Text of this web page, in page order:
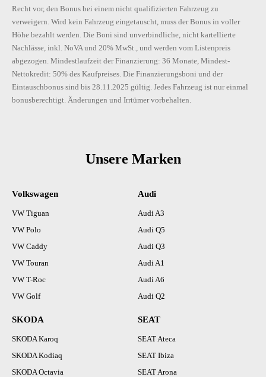
Recht vor, den Bonus bei einem nicht qualifizierten Fahrzeug zu
verweigern. Wird kein Fahrzeug eingetauscht, muss der Bonus in voller
Höhe bezahlt werden. Die Boni sind unverbindliche, nicht kartellierte
Nachlässe, inkl. NoVA und 20% MwSt., und werden vom Listenpreis
abgezogen. Mindestlaufzeit der Finanzierung: 36 Monate, Mindest-
Nettokredit: 50% des Kaufpreises. Die Finanzierungsboni und der
Eintauschbonus sind bis 28.11.2025 gültig. Jedes Fahrzeug ist nur einmal
bonusberechtigt. Änderungen und Irrtümer vorbehalten.
Unsere Marken
Volkswagen
VW Tiguan
VW Polo
VW Caddy
VW Touran
VW T-Roc
VW Golf
Audi
Audi A3
Audi Q5
Audi Q3
Audi A1
Audi A6
Audi Q2
SKODA
SKODA Karoq
SKODA Kodiaq
SKODA Octavia
SEAT
SEAT Ateca
SEAT Ibiza
SEAT Arona